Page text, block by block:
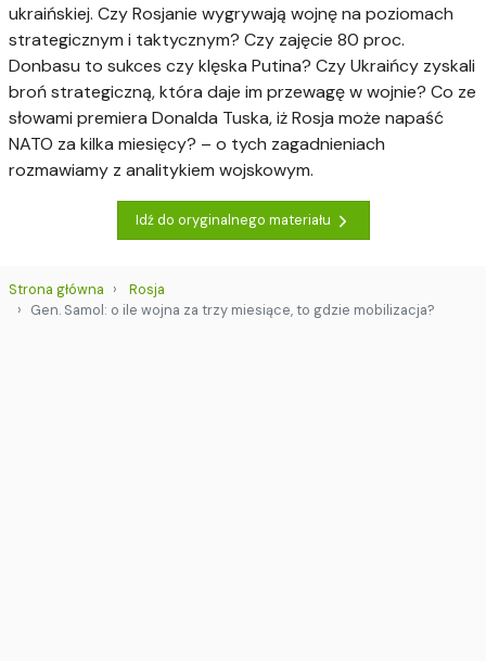
ukraińskiej. Czy Rosjanie wygrywają wojnę na poziomach
strategicznym i taktycznym? Czy zajęcie 80 proc.
Donbasu to sukces czy klęska Putina? Czy Ukraińcy zyskali
broń strategiczną, która daje im przewagę w wojnie? Co ze
słowami premiera Donalda Tuska, iż Rosja może napaść
NATO za kilka miesięcy? – o tych zagadnieniach
rozmawiamy z analitykiem wojskowym.
Idź do oryginalnego materiału
Strona główna
Rosja
Gen. Samol: o ile wojna za trzy miesiące, to gdzie mobilizacja?